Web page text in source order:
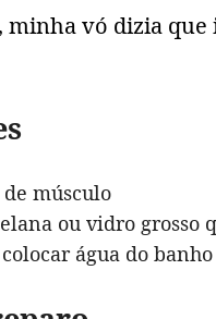
minha vó dizia
músculo
ou vidro grosso
água do